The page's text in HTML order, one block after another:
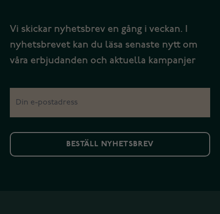
Vi skickar nyhetsbrev en gång i veckan. I
nyhetsbrevet kan du läsa senaste nytt om
våra erbjudanden och aktuella kampanjer
BESTÄLL NYHETSBREV